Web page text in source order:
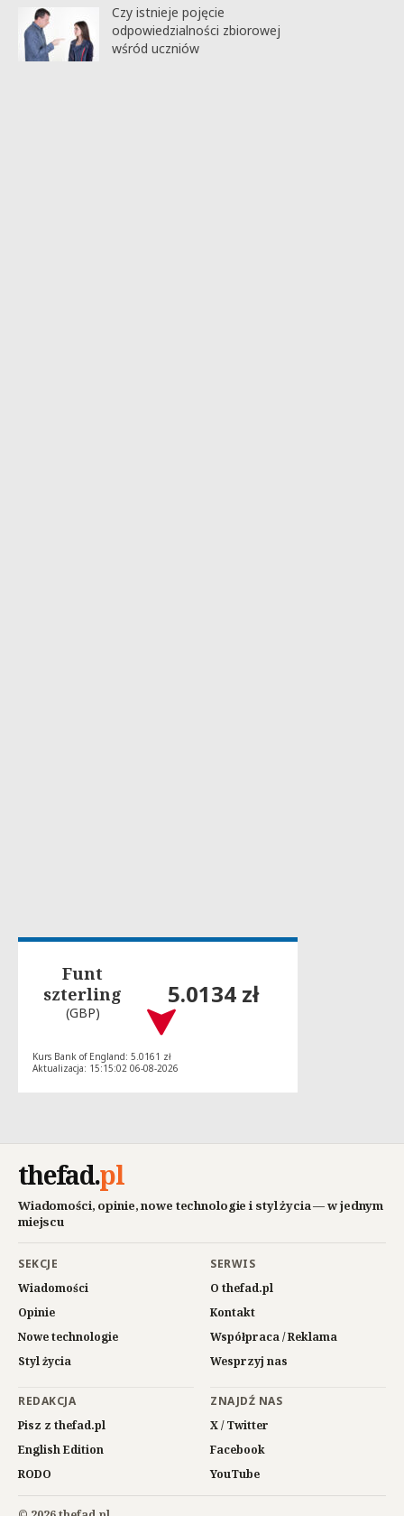
Czy istnieje pojęcie
odpowiedzialności zbiorowej
wśród uczniów
Funt
szterling
(GBP)
5.0134 zł
Kurs Bank of England: 5.0161 zł
Aktualizacja: 15:15:02 06-08-2026
thefad.pl
Wiadomości, opinie, nowe technologie i styl życia — w jednym
miejscu
SEKCJE
Wiadomości
Opinie
Nowe technologie
Styl życia
SERWIS
O thefad.pl
Kontakt
Współpraca / Reklama
Wesprzyj nas
REDAKCJA
Pisz z thefad.pl
English Edition
RODO
ZNAJDŹ NAS
X / Twitter
Facebook
YouTube